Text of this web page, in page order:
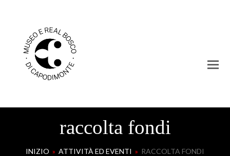
raccolta fondi
INIZIO » ATTIVITÀ ED EVENTI » RACCOLTA FONDI